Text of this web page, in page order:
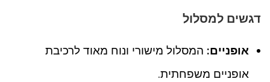
דגשים למסלול
אופניים: המסלול מישורי ונוח מאוד לרכיבת
אופניים משפחתית.